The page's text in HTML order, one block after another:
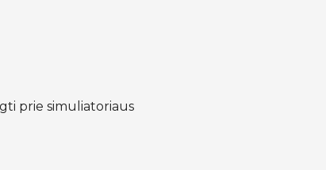
prie simuliatoriaus